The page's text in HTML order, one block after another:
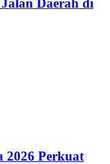
2026 Perkuat